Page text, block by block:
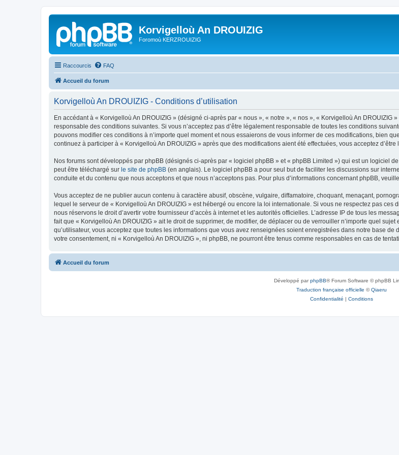
Korvigelloù An DROUIZIG
Foromoù KERZROUIZIG
Raccourcis FAQ
Accueil du forum
Korvigelloù An DROUIZIG - Conditions d’utilisation
En accédant à « Korvigelloù An DROUIZIG » (désigné ci-après par « nous », « notre », « nos », « Korvigelloù An DROUIZIG
responsable des conditions suivantes. Si vous n’acceptez pas d’être légalement responsable de toutes les conditions
pouvons modifier ces conditions à n’importe quel moment et nous essaierons de vous informer de ces modifications, bien
continuez à participer à « Korvigelloù An DROUIZIG » après que des modifications aient été effectuées, vous acceptez
Nos forums sont développés par phpBB (désignés ci-après par « logiciel phpBB » et « phpBB Limited ») qui est un logiciel
peut être téléchargé sur le site de phpBB (en anglais). Le logiciel phpBB a pour seul but de faciliter les discussions sur
conduite et du contenu que nous acceptons et que nous n’acceptons pas. Pour plus d’informations concernant phpBB,
Vous acceptez de ne publier aucun contenu à caractère abusif, obscène, vulgaire, diffamatoire, choquant, menaçant,
lequel le serveur de « Korvigelloù An DROUIZIG » est hébergé ou encore la loi internationale. Si vous ne respectez pas
nous réservons le droit d’avertir votre fournisseur d’accès à internet et les autorités officielles. L’adresse IP de tous les
fait que « Korvigelloù An DROUIZIG » ait le droit de supprimer, de modifier, de déplacer ou de verrouiller n’importe quel
qu’utilisateur, vous acceptez que toutes les informations que vous avez renseignées soient enregistrées dans notre base
votre consentement, ni « Korvigelloù An DROUIZIG », ni phpBB, ne pourront être tenus comme responsables en cas de
Accueil du forum
Développé parphpBB® Forum Software © phpBB
Traduction française officielle ©Qiaeru
Confidentialité | Conditions